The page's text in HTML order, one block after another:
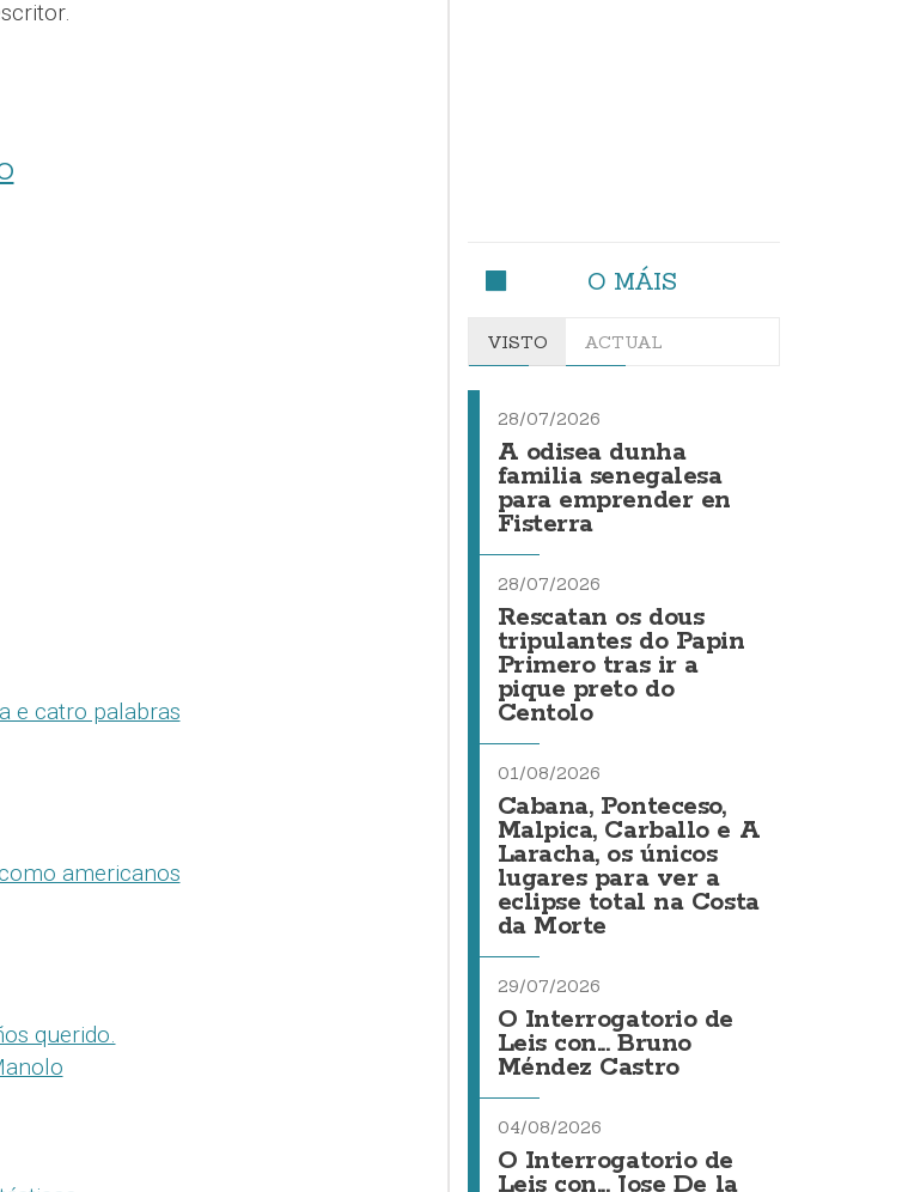
e catro palabras
americanos
querido.
O MÁIS
VISTO ACTUAL
28/07/2026
A odisea dunha
familia senegalesa
para emprender en
Fisterra
28/07/2026
Rescatan os dous
tripulantes do Papin
Primero tras ir a
pique preto do
Centolo
01/08/2026
Cabana, Ponteceso,
Malpica, Carballo e A
Laracha, os únicos
lugares para ver a
eclipse total na Costa
da Morte
29/07/2026
O Interrogatorio de
Leis con... Bruno
Méndez Castro
04/08/2026
O Interrogatorio de
Leis con... Jose De la